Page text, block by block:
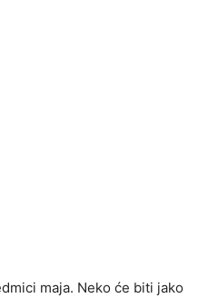
maja. Neko će biti jako